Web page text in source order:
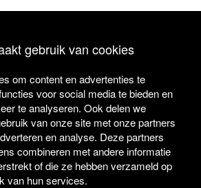
gebruik van cookies
om content en advertenties te
voor social media te bieden en
te analyseren. Ook delen we
van onze site met onze partners
en analyse. Deze partners
combineren met andere informatie
of die ze hebben verzameld op
van hun services.